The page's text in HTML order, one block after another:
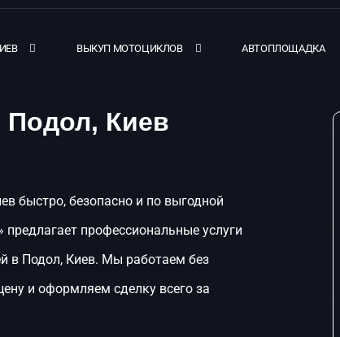
ВЫКУП МОТОЦИКЛОВ АВТОПЛОЩАДКА
Подол, Киев
быстро, безопасно и по выгодной
профессиональные услуги
в Подол, Киев. Мы работаем без
и оформляем сделку всего за